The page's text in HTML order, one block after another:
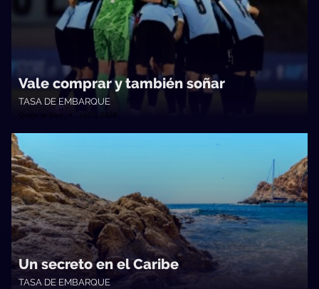
Vale comprar y también soñar
TASA DE EMBARQUE
Quién te Dice • 26/01/2026
Un secreto en el Caribe
TASA DE EMBARQUE